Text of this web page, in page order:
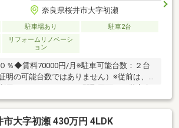
奈良県桜井市大字初瀬
駐車場あり 駐車2台
リフォームリノベーシ
ョン
％◆賃料70000円/月※駐車可能台数：２台
明の可能台数ではありません）※従前は、
令和６年６月リフォーム完成：１階トイレ
蟻防蟻工事、火災警報器設置（６か所）、
ミニキッチン、２回キッチンの水栓交換
市大字初瀬 430万円 4LDK